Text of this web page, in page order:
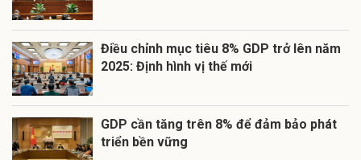
Điều chỉnh mục tiêu 8% GDP trở lên năm
2025: Định hình vị thế mới
GDP cần tăng trên 8% để đảm bảo phát
triển bền vững